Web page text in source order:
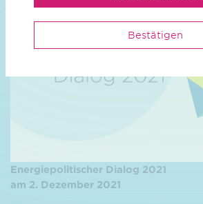
Energiepolitischer Dialog 2021
am 2. Dezember 2021
Bestätigen